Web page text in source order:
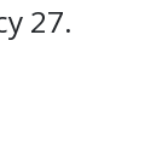
27.